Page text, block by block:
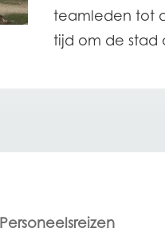
teamleden tot
tijd om de stad
Personeelsreizen